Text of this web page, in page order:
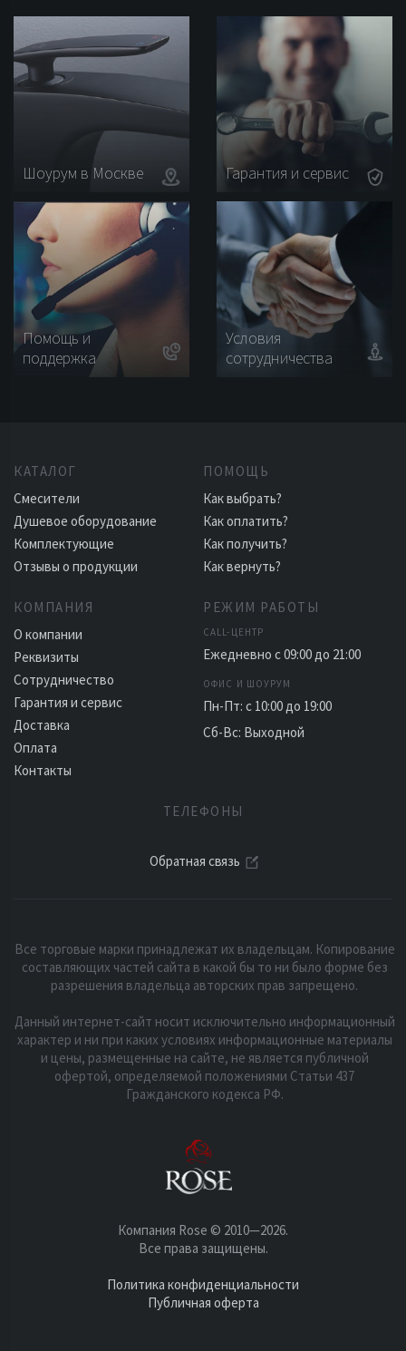
Шоурум в Москве Гарантия и сервис
Помощь и
поддержка
Условия
сотрудничества
КАТАЛОГ
Смесители
Душевое оборудование
Комплектующие
Отзывы о продукции
ПОМОЩЬ
Как выбрать?
Как оплатить?
Как получить?
Как вернуть?
КОМПАНИЯ
О компании
Реквизиты
Сотрудничество
Гарантия и сервис
Доставка
Оплата
Контакты
РЕЖИМ РАБОТЫ
CALL-ЦЕНТР
Ежедневно с 09:00 до 21:00
ОФИС И ШОУРУМ
Пн-Пт: с 10:00 до 19:00
Сб-Вс: Выходной
ТЕЛЕФОНЫ
Обратная связь
Компания Rose © 2010—2026.
Все права защищены.
Политика конфиденциальности
Публичная оферта
Все торговые марки принадлежат их владельцам. Копирование
составляющих частей сайта в какой бы то ни было форме без
разрешения владельца авторских прав запрещено.
Данный интернет-сайт носит исключительно информационный
характер и ни при каких условиях информационные материалы
и цены, размещенные на сайте, не является публичной
офертой, определяемой положениями Статьи 437
Гражданского кодекса РФ.